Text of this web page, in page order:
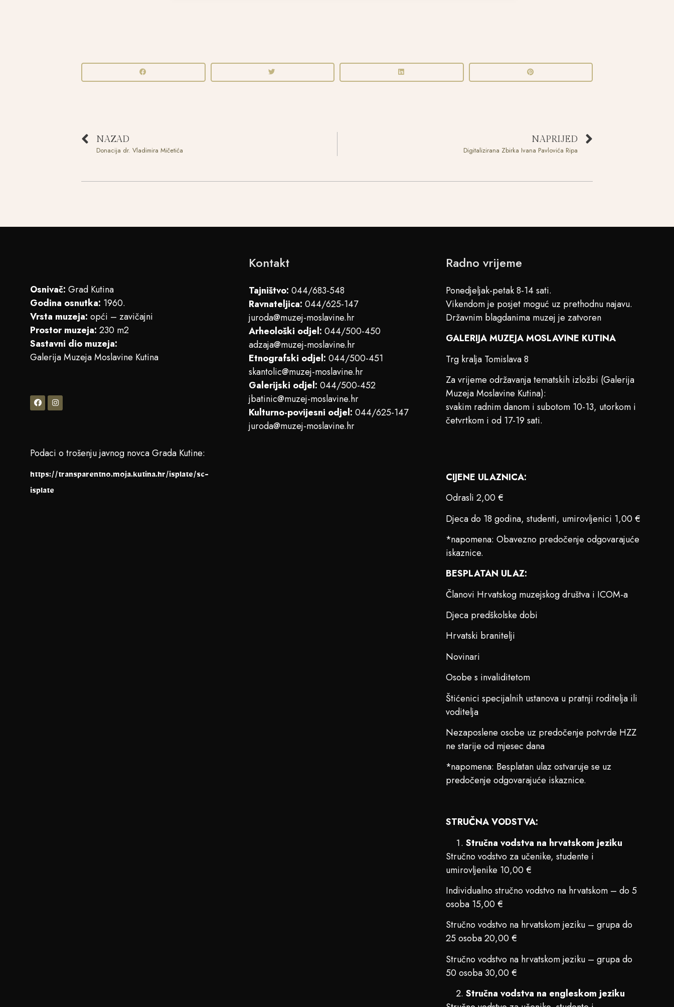
NAZAD
Donacija dr. Vladimira Mičetića
NAPRIJED
Digitalizirana Zbirka Ivana Pavlovića Ripa
Osnivač: Grad Kutina
Godina osnutka: 1960.
Vrsta muzeja: opći – zavičajni
Prostor muzeja: 230 m2
Sastavni dio muzeja:
Galerija Muzeja Moslavine Kutina
Podaci o trošenju javnog novca Grada Kutine:
https://transparentno.moja.kutina.hr/isplate/sc-
isplate
Kontakt
Tajništvo: 044/683-548
Ravnateljica: 044/625-147
juroda@muzej-moslavine.hr
Arheološki odjel: 044/500-450
adzaja@muzej-moslavine.hr
Etnografski odjel: 044/500-451
skantolic@muzej-moslavine.hr
Galerijski odjel: 044/500-452
jbatinic@muzej-moslavine.hr
Kulturno-povijesni odjel: 044/625-147
juroda@muzej-moslavine.hr
Radno vrijeme
Ponedjeljak-petak 8-14 sati.
Vikendom je posjet moguć uz prethodnu najavu.
Državnim blagdanima muzej je zatvoren
GALERIJA MUZEJA MOSLAVINE KUTINA
Trg kralja Tomislava 8
Za vrijeme održavanja tematskih izložbi (Galerija
Muzeja Moslavine Kutina):
svakim radnim danom i subotom 10-13, utorkom i
četvrtkom i od 17-19 sati.
CIJENE ULAZNICA:
Odrasli 2,00 €
Djeca do 18 godina, studenti, umirovljenici 1,00 €
*napomena: Obavezno predočenje odgovarajuće
iskaznice.
BESPLATAN ULAZ:
Članovi Hrvatskog muzejskog društva i ICOM-a
Djeca predškolske dobi
Hrvatski branitelji
Novinari
Osobe s invaliditetom
Štićenici specijalnih ustanova u pratnji roditelja ili
voditelja
Nezaposlene osobe uz predočenje potvrde HZZ
ne starije od mjesec dana
*napomena: Besplatan ulaz ostvaruje se uz
predočenje odgovarajuće iskaznice.
STRUČNA VODSTVA:
Stručna vodstva na hrvatskom jeziku
Stručno vodstvo za učenike, studente i
umirovljenike 10,00 €
Individualno stručno vodstvo na hrvatskom – do 5
osoba 15,00 €
Stručno vodstvo na hrvatskom jeziku – grupa do
25 osoba 20,00 €
Stručno vodstvo na hrvatskom jeziku – grupa do
50 osoba 30,00 €
Stručna vodstva na engleskom jeziku